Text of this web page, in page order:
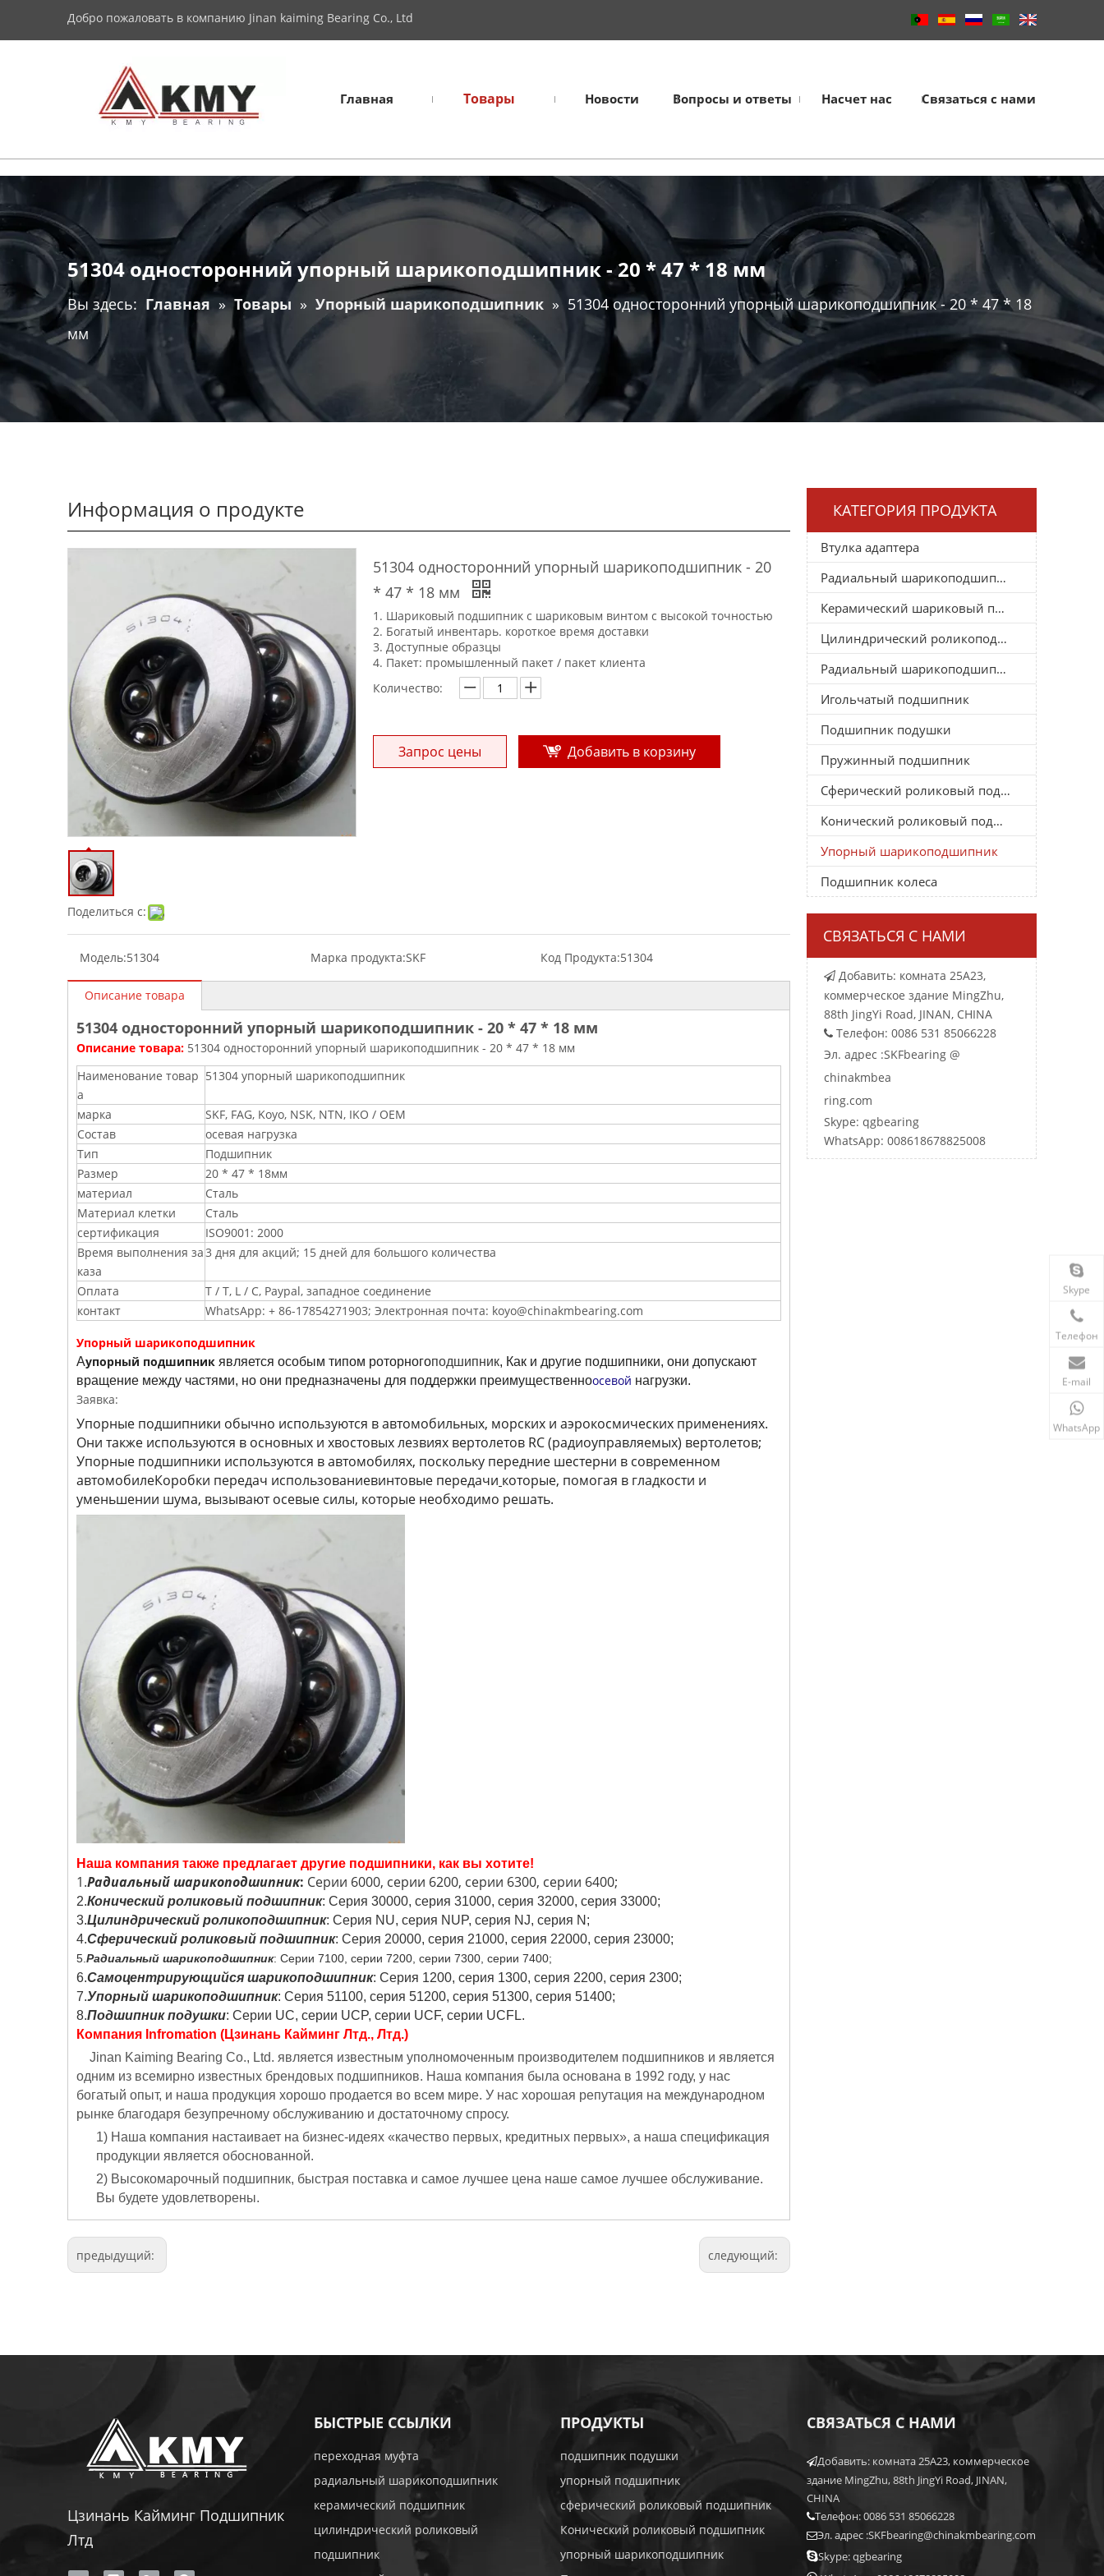
Добро пожаловать в компанию Jinan kaiming Bearing Co., Ltd
Главная Товары Новости Вопросы и ответы Насчет нас Связаться с нами
51304 односторонний упорный шарикоподшипник - 20 * 47 * 18 мм
Вы здесь: Главная » Товары » Упорный шарикоподшипник » 51304 односторонний упорный шарикоподшипник - 20 * 47 * 18
мм
Информация о продукте
Поделиться с:
51304 односторонний упорный шарикоподшипник - 20
* 47 * 18 мм
1. Шариковый подшипник с шариковым винтом с высокой точностью
2. Богатый инвентарь. короткое время доставки
3. Доступные образцы
4. Пакет: промышленный пакет / пакет клиента
Количество:
Запрос цены Добавить в корзину
Модель:51304 Марка продукта:SKF Код Продукта:51304
Описание товара
51304 односторонний упорный шарикоподшипник - 20 * 47 * 18 мм
Описание товара: 51304 односторонний упорный шарикоподшипник - 20 * 47 * 18 мм
Наименование товар
а
51304 упорный шарикоподшипник
марка
SKF, FAG, Koyo, NSK, NTN, IKO / OEM
Состав
осевая нагрузка
Тип
Подшипник
Размер
20 * 47 * 18мм
материал
Сталь
Материал клетки
Сталь
сертификация
ISO9001: 2000
Время выполнения за
каза
3 дня для акций; 15 дней для большого количества
Оплата
T / T, L / C, Paypal, западное соединение
контакт
WhatsApp: + 86-17854271903; Электронная почта: koyo@chinakmbearing.com
Упорный шарикоподшипник
Aупорный подшипник является особым типом роторногоподшипник, Как и другие подшипники, они допускают
вращение между частями, но они предназначены для поддержки преимущественноосевой нагрузки.
Заявка:
Упорные подшипники обычно используются в автомобильных, морских и аэрокосмических применениях.
Они также используются в основных и хвостовых лезвиях вертолетов RC (радиоуправляемых) вертолетов;
Упорные подшипники используются в автомобилях, поскольку передние шестерни в современном
автомобилеКоробки передач использованиевинтовые передачи которые, помогая в гладкости и
уменьшении шума, вызывают осевые силы, которые необходимо решать.
Наша компания также предлагает другие подшипники, как вы хотите!
1.Радиальный шарикоподшипник: Серии 6000, серии 6200, серии 6300, серии 6400;
2.Конический роликовый подшипник: Серия 30000, серия 31000, серия 32000, серия 33000;
3.Цилиндрический роликоподшипник: Серия NU, серия NUP, серия NJ, серия N;
4.Сферический роликовый подшипник: Серия 20000, серия 21000, серия 22000, серия 23000;
5. Радиальный шарикоподшипник: Серии 7100, серии 7200, серии 7300, серии 7400;
6.Самоцентрирующийся шарикоподшипник: Серия 1200, серия 1300, серия 2200, серия 2300;
7.Упорный шарикоподшипник: Серия 51100, серия 51200, серия 51300, серия 51400;
8.Подшипник подушки: Серии UC, серии UCP, серии UCF, серии UCFL.
Компания Infromation (Цзинань Кайминг Лтд., Лтд.)
Jinan Kaiming Bearing Co., Ltd. является известным уполномоченным производителем подшипников и является
одним из всемирно известных брендовых подшипников. Наша компания была основана в 1992 году, у нас
богатый опыт, и наша продукция хорошо продается во всем мире. У нас хорошая репутация на международном
рынке благодаря безупречному обслуживанию и достаточному спросу.
1) Наша компания настаивает на бизнес-идеях «качество первых, кредитных первых», а наша спецификация
продукции является обоснованной.
2) Высокомарочный подшипник, быстрая поставка и самое лучшее цена наше самое лучшее обслуживание.
Вы будете удовлетворены.
предыдущий: следующий:
КАТЕГОРИЯ ПРОДУКТА
Втулка адаптера
Радиальный шарикоподшипник
Керамический шариковый подшипник
Цилиндрический роликоподшипник
Радиальный шарикоподшипник
Игольчатый подшипник
Подшипник подушки
Пружинный подшипник
Сферический роликовый подшипник
Конический роликовый подшипник
Упорный шарикоподшипник
Подшипник колеса
СВЯЗАТЬСЯ С НАМИ
 Добавить: комната 25A23,
коммерческое здание MingZhu,
88th JingYi Road, JINAN, CHINA
 Телефон: 0086 531 85066228
Эл. адрес :SKFbearing @
chinakmbea
ring.com
Skype: qgbearing
WhatsApp: 008618678825008
Цзинань Кайминг Подшипник
Лтд
БЫСТРЫЕ ССЫЛКИ
переходная муфта
радиальный шарикоподшипник
керамический подшипник
цилиндрический роликовый
подшипник
ПРОДУКТЫ
подшипник подушки
упорный подшипник
сферический роликовый подшипник
Конический роликовый подшипник
упорный шарикоподшипник
СВЯЗАТЬСЯ С НАМИ
Добавить: комната 25A23, коммерческое
здание MingZhu, 88th JingYi Road, JINAN,
CHINA
Телефон: 0086 531 85066228
Эл. адрес :SKFbearing@chinakmbearing.com
Skype: qgbearing
Skype
Телефон
E-mail
WhatsApp